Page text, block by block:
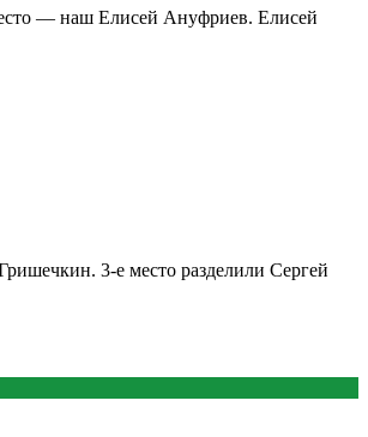
— наш Елисей Ануфриев. Елисей
3-е место разделили Сергей